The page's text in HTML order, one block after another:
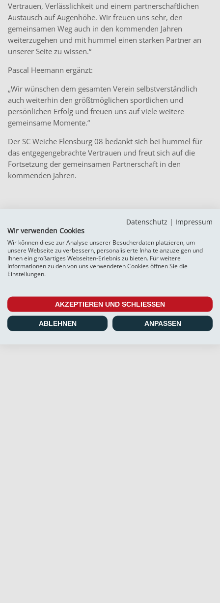
Vertrauen, Verlässlichkeit und einem partnerschaftlichen
Austausch auf Augenhöhe. Wir freuen uns sehr, den
gemeinsamen Weg auch in den kommenden Jahren
weiterzugehen und mit hummel einen starken Partner an
unserer Seite zu wissen.“
Pascal Heemann ergänzt:
„Wir wünschen dem gesamten Verein selbstverständlich
auch weiterhin den größtmöglichen sportlichen und
persönlichen Erfolg und freuen uns auf viele weitere
gemeinsame Momente.“
Der SC Weiche Flensburg 08 bedankt sich bei hummel für
das entgegengebrachte Vertrauen und freut sich auf die
Fortsetzung der gemeinsamen Partnerschaft in den
kommenden Jahren.
TEILEN
Facebook X WhatsAppURL kopieren
Datenschutz | Impressum
Wir verwenden Cookies
Wir können diese zur Analyse unserer Besucherdaten platzieren, um
unsere Webseite zu verbessern, personalisierte Inhalte anzuzeigen und
Ihnen ein großartiges Webseiten-Erlebnis zu bieten. Für weitere
Informationen zu den von uns verwendeten Cookies öffnen Sie die
Einstellungen.
AKZEPTIEREN UND SCHLIESSEN
ABLEHNEN ANPASSEN